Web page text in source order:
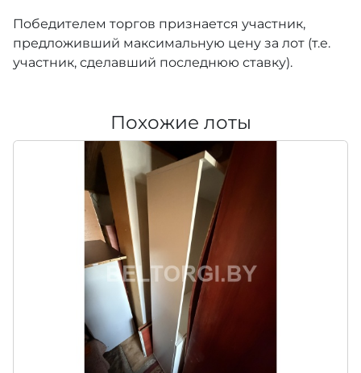
Победителем торгов признается участник,
предложивший максимальную цену за лот (т.е.
участник, сделавший последнюю ставку).
Похожие лоты